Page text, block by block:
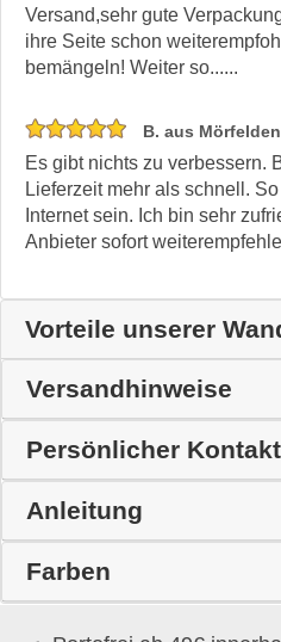
Versand,sehr gute
ihre Seite schon
bemängeln! Weiter so......
B. aus
Es gibt nichts zu verbessern.
Lieferzeit mehr als schnell.
Internet sein. Ich bin sehr
Anbieter sofort
Vorteile unserer
Versandhinweise
Persönlicher Kontakt
Anleitung
Farben